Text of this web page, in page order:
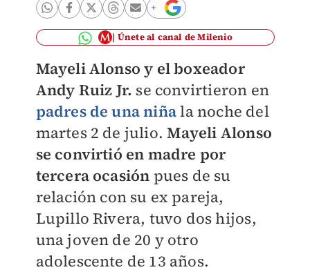
Únete al canal de Milenio
Mayeli Alonso y el boxeador
Andy Ruiz Jr. se convirtieron en
padres de una niñala noche del
martes 2 de julio.Mayeli Alonso
se convirtió en madre por
tercera ocasión pues de su
relación con su ex pareja,
Lupillo Rivera, tuvo dos hijos,
una joven de 20 y otro
adolescente de 13 años.